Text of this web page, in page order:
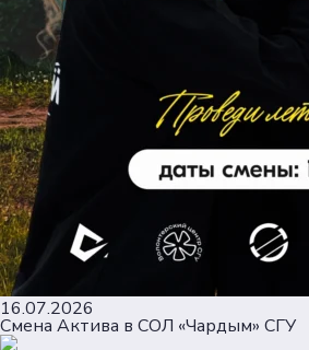
16.07.2026
Смена Актива в СОЛ «Чардым» СГУ